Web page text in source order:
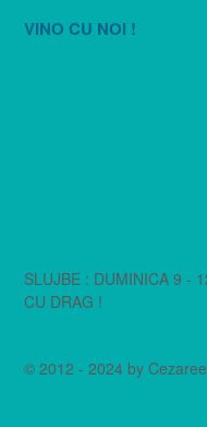
VINO CU NOI !
SLUJBE : DUMINICA 9 -
CU DRAG !
© 2012 - 2024 by